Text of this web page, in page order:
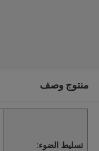
منتوج وصف
تسليط الضوء: